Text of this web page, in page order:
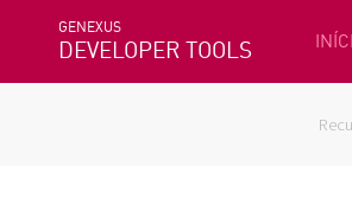
GENEXUS
DEVELOPER TOOLS